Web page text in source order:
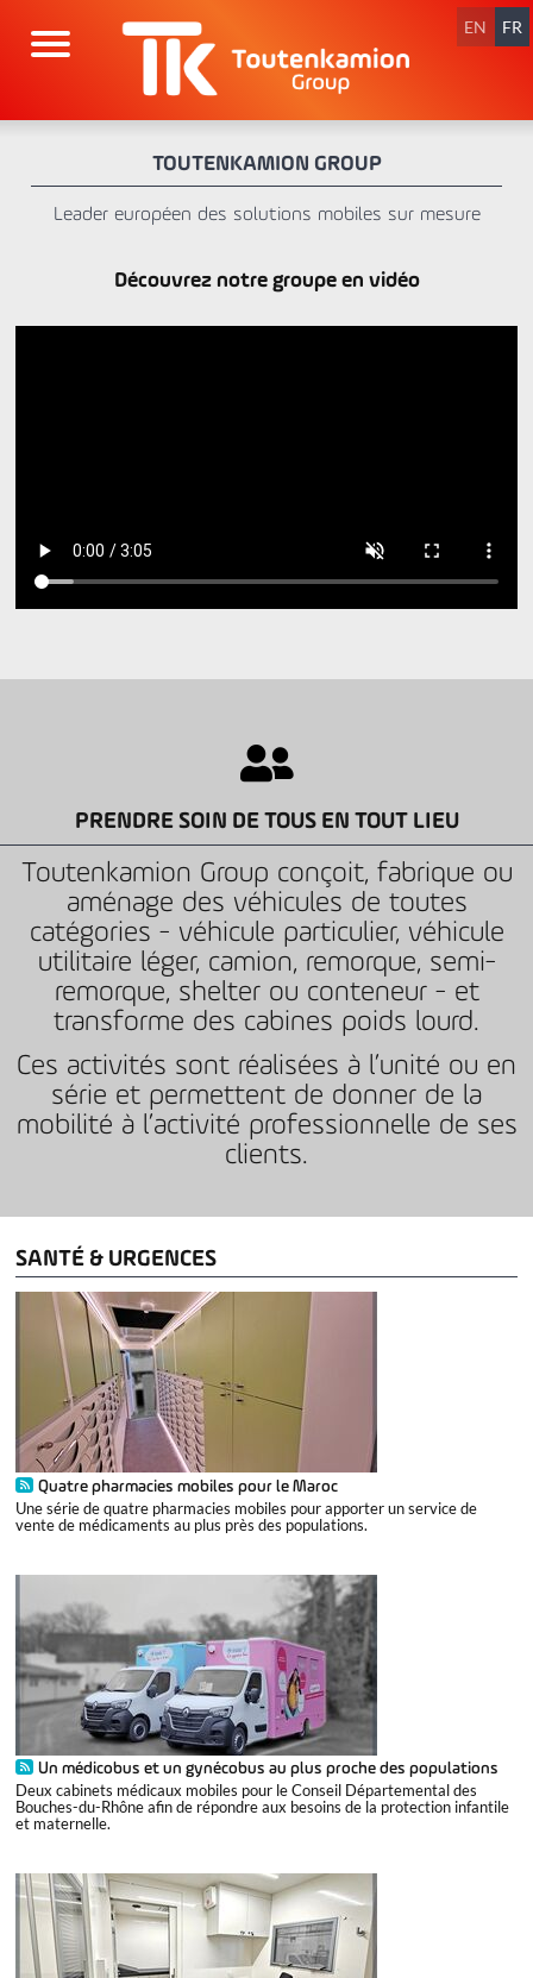
contenu
EN FR
TOUTENKAMION GROUP
Leader européen des solutions mobiles sur mesure
Découvrez notre groupe en vidéo
PRENDRE SOIN DE TOUS EN TOUT LIEU
Toutenkamion Group conçoit, fabrique ou
aménage des véhicules de toutes
catégories - véhicule particulier, véhicule
utilitaire léger, camion, remorque, semi-
remorque, shelter ou conteneur - et
transforme des cabines poids lourd.
Ces activités sont réalisées à l’unité ou en
série et permettent de donner de la
mobilité à l’activité professionnelle de ses
clients.
SANTÉ & URGENCES
Quatre pharmacies mobiles pour le Maroc
Une série de quatre pharmacies mobiles pour apporter un service de
vente de médicaments au plus près des populations.
Un médicobus et un gynécobus au plus proche des populations
Deux cabinets médicaux mobiles pour le Conseil Départemental des
Bouches-du-Rhône afin de répondre aux besoins de la protection infantile
et maternelle.